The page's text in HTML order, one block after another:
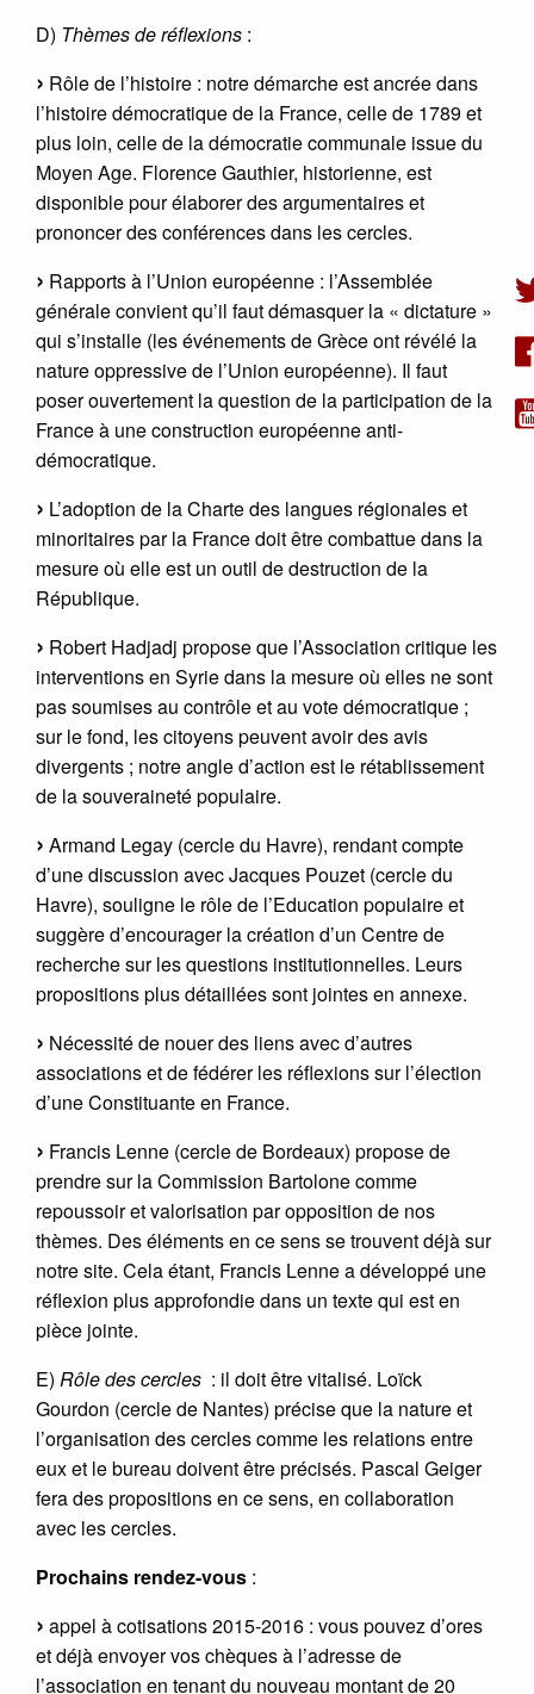
D) Thèmes de réflexions :
Rôle de l’histoire : notre démarche est ancrée dans
l’histoire démocratique de la France, celle de 1789 et
plus loin, celle de la démocratie communale issue du
Moyen Age. Florence Gauthier, historienne, est
disponible pour élaborer des argumentaires et
prononcer des conférences dans les cercles.
Rapports à l’Union européenne : l’Assemblée
générale convient qu’il faut démasquer la « dictature »
qui s’installe (les événements de Grèce ont révélé la
nature oppressive de l’Union européenne). Il faut
poser ouvertement la question de la participation de la
France à une construction européenne anti-
démocratique.
L’adoption de la Charte des langues régionales et
minoritaires par la France doit être combattue dans la
mesure où elle est un outil de destruction de la
République.
Robert Hadjadj propose que l’Association critique les
interventions en Syrie dans la mesure où elles ne sont
pas soumises au contrôle et au vote démocratique ;
sur le fond, les citoyens peuvent avoir des avis
divergents ; notre angle d’action est le rétablissement
de la souveraineté populaire.
Armand Legay (cercle du Havre), rendant compte
d’une discussion avec Jacques Pouzet (cercle du
Havre), souligne le rôle de l’Education populaire et
suggère d’encourager la création d’un Centre de
recherche sur les questions institutionnelles. Leurs
propositions plus détaillées sont jointes en annexe.
Nécessité de nouer des liens avec d’autres
associations et de fédérer les réflexions sur l’élection
d’une Constituante en France.
Francis Lenne (cercle de Bordeaux) propose de
prendre sur la Commission Bartolone comme
repoussoir et valorisation par opposition de nos
thèmes. Des éléments en ce sens se trouvent déjà sur
notre site. Cela étant, Francis Lenne a développé une
réflexion plus approfondie dans un texte qui est en
pièce jointe.
E) Rôle des cercles : il doit être vitalisé. Loïck
Gourdon (cercle de Nantes) précise que la nature et
l’organisation des cercles comme les relations entre
eux et le bureau doivent être précisés. Pascal Geiger
fera des propositions en ce sens, en collaboration
avec les cercles.
Prochains rendez-vous :
appel à cotisations 2015-2016 : vous pouvez d’ores
et déjà envoyer vos chèques à l’adresse de
l’association en tenant du nouveau montant de 20